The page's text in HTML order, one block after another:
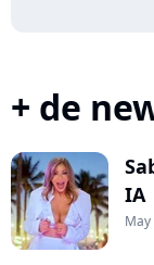
+ de
IA
May